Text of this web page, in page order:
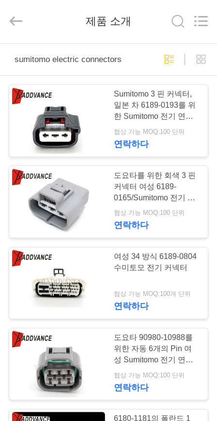
제
품
리
여
공
행
관
2019
Rights
제품 소개
sumitomo electric connectors
Sumitomo 3 핀 커넥터,
일본 차 6189-0193를 위
한 Sumitomo 전기 연결
관
협상 가능 MOQ:100 단위
연락하다
도요타를 위한 회색 3 핀
커넥터 여성 6189-
0165/Sumitomo 전기 연
결관
협상 가능 MOQ:100 단위
연락하다
여성 34 방식 6189-0804
수미토모 전기 커넥터
협상 가능 MOQ:100개 단위
연락하다
도요타 90980-10988를
위한 자동 6개의 Pin 여
성 Sumitomo 전기 연결
관
협상 가능 MOQ:100 단위
연락하다
6180-1181의 폴란드 1